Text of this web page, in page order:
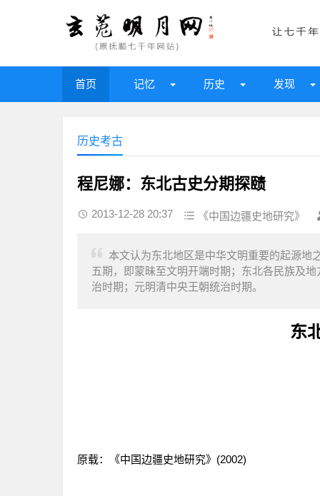
首页 记忆 历史 发现
历史考古
程尼娜：东北古史分期探赜
2013-12-28 20:37 《中国边疆史地研究》
本文认为东北地区是中华文明重要的起源地
五期，即蒙昧至文明开端时期；东北各民族及
治时期；元明清中央王朝统治时期。
东
原载：《中国边疆史地研究》(2002)